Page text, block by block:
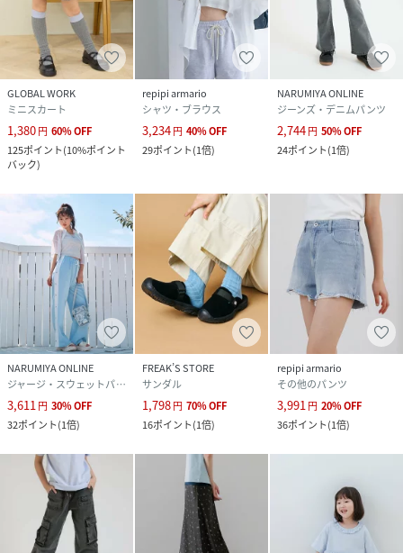
GLOBAL WORK
ミニスカート
1,380円 60%OFF
125ポイント(10%ポイント
バック)
repipi armario
シャツ・ブラウス
3,234円 40%OFF
29ポイント(1倍)
NARUMIYA ONLINE
ジーンズ・デニムパンツ
2,744円 50%OFF
24ポイント(1倍)
NARUMIYA ONLINE
ジャージ・スウェットパンツ
3,611円 30%OFF
32ポイント(1倍)
FREAK’S STORE
サンダル
1,798円 70%OFF
16ポイント(1倍)
repipi armario
その他のパンツ
3,991円 20%OFF
36ポイント(1倍)